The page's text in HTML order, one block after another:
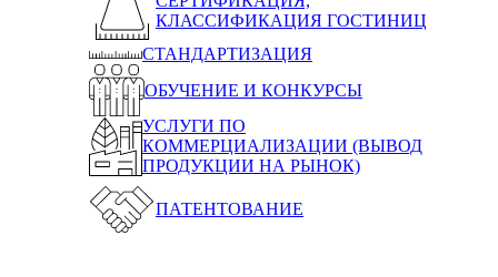
КЛАССИФИКАЦИЯ ГОСТИНИЦ
СТАНДАРТИЗАЦИЯ
ОБУЧЕНИЕ И КОНКУРСЫ
УСЛУГИ ПО
КОММЕРЦИАЛИЗАЦИИ (ВЫВОД
ПРОДУКЦИИ НА РЫНОК)
ПАТЕНТОВАНИЕ